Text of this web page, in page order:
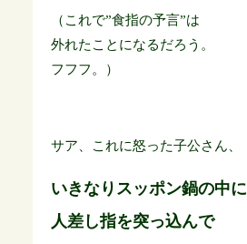
（これで”食指の予言”は
外れたことになるだろう。
フフフ。）
サア、これに怒った子公さん、
いきなりスッポン鍋の中に
人差し指を突っ込んで